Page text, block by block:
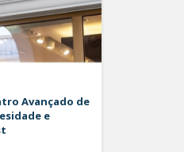
Avançado de
e